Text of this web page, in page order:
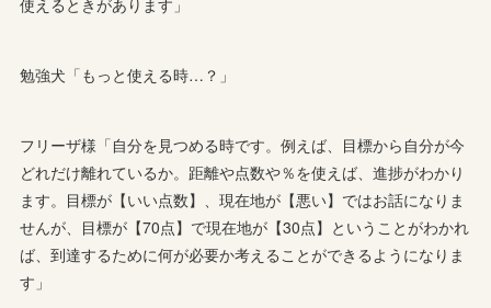
勉強犬「もっと使える時…？」
フリーザ様「自分を見つめる時です。例えば、目標から自分が今
どれだけ離れているか。距離や点数や％を使えば、進捗がわかり
ます。目標が【いい点数】、現在地が【悪い】ではお話になりま
せんが、目標が【70点】で現在地が【30点】ということがわかれ
ば、到達するために何が必要か考えることができるようになりま
す」